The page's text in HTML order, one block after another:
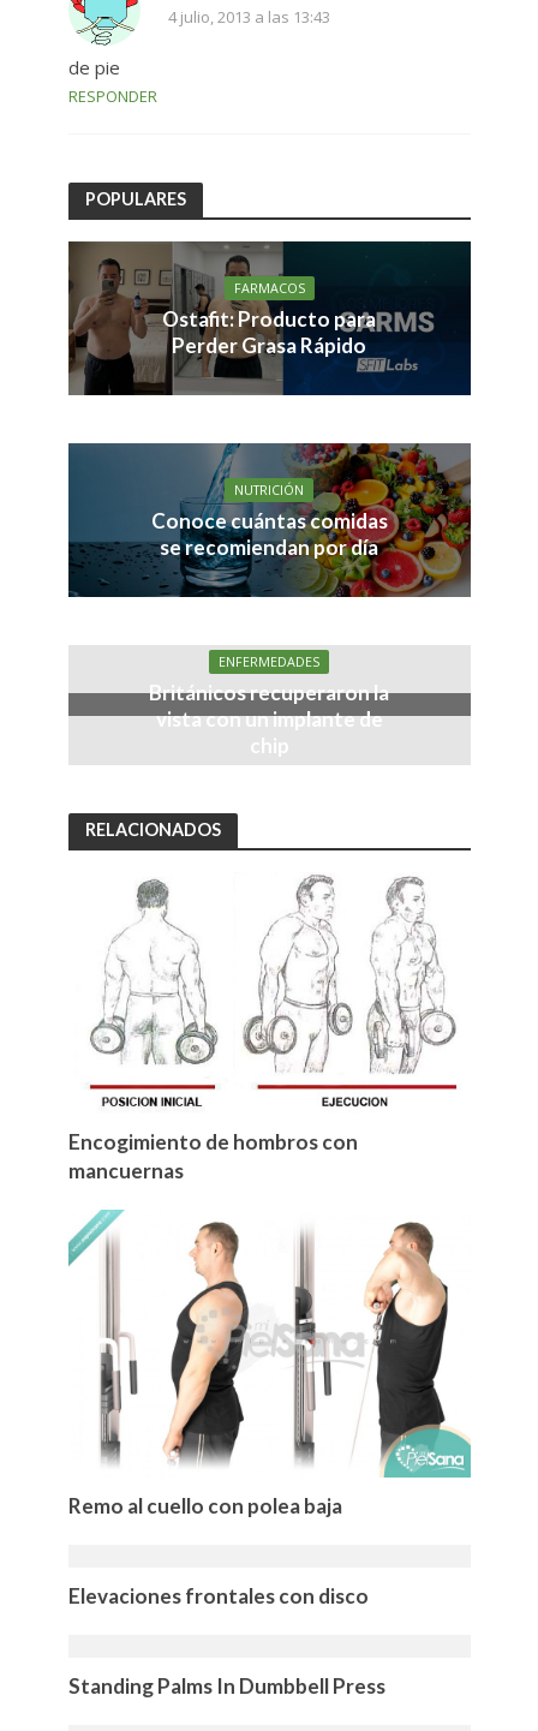
4 julio, 2013 a las 13:43
de pie
RESPONDER
POPULARES
FARMACOS
Ostafit: Producto para
Perder Grasa Rápido
NUTRICIÓN
Conoce cuántas comidas
se recomiendan por día
ENFERMEDADES
Británicos recuperaron la
vista con un implante de
chip
RELACIONADOS
Encogimiento de hombros con
mancuernas
Remo al cuello con polea baja
Elevaciones frontales con disco
Standing Palms In Dumbbell Press